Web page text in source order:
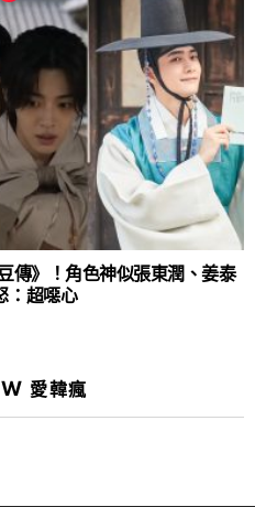
傳》！角色神似張東潤、姜泰
：超噁心
愛韓瘋